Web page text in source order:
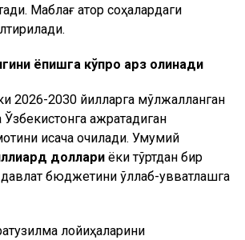
Маблағ қатор соҳалардаги
ёпишга кўпроқ қарз олинади
2026-2030 йилларга мўлжалланган
ажратадиган
қисқача очиқлади. Умумий
доллари ёки тўртдан бир
бюджетини қўллаб-қувватлашга
лойиҳаларини